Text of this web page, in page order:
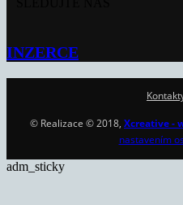
INZERCE
© Realizace © 2018, Xcreative -
nastavením
adm_sticky